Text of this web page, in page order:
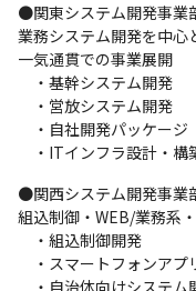
●関東システム開発事業
業務システム開発を中
一気通貫での事業展開
・基幹システム開発
・営放システム開発
・自社開発パッケージ
・ITインフラ設計・構
●関西システム開発事業
組込制御・WEB/業務系
・組込制御開発
・スマートフォンアプ
・自治体向けシステム